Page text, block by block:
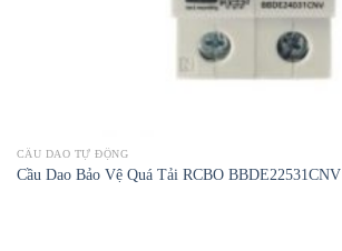
CẦU DAO TỰ ĐỘNG
Cầu Dao Bảo Vệ Quá Tải RCBO BBDE22531CNV